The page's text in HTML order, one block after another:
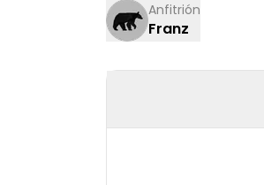
Anfitrión
Franz